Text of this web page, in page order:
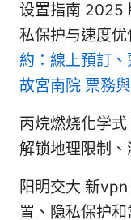
设置指南 2025
私保护与速度
約：線上預訂
故宮南院 票務
丙烷燃烧化学式
解锁地理限制
阳明交大 新
置、隐私保护